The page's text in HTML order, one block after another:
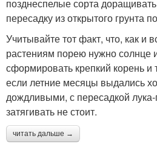
позднеспелые сорта
пересадку из открытого грунта
Учитывайте тот факт, что, как и
растениям порею нужно солнце
сформировать крепкий корень и
если летние месяцы выдались
дождливыми, с пересадкой
затягивать не стоит.
читать дальше →